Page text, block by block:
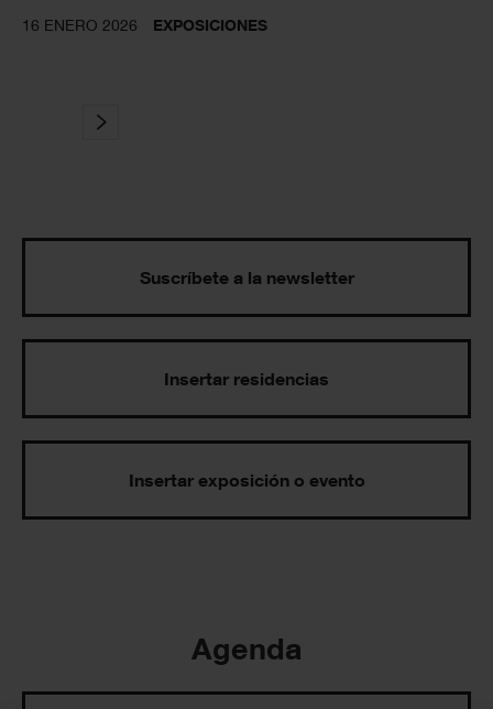
16 ENERO 2026 EXPOSICIONES
Suscríbete a la newsletter
Insertar residencias
Insertar exposición o evento
Agenda